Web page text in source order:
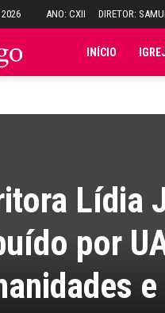
2026 ANO: CXII DIRETOR:
Folha INÍCIO
Lídia
por